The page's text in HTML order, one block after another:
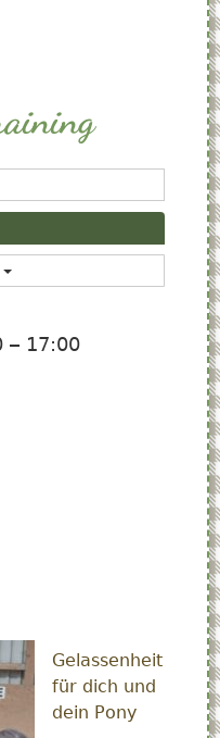
– 17:00
Gelassenheit
für dich und
dein Pony